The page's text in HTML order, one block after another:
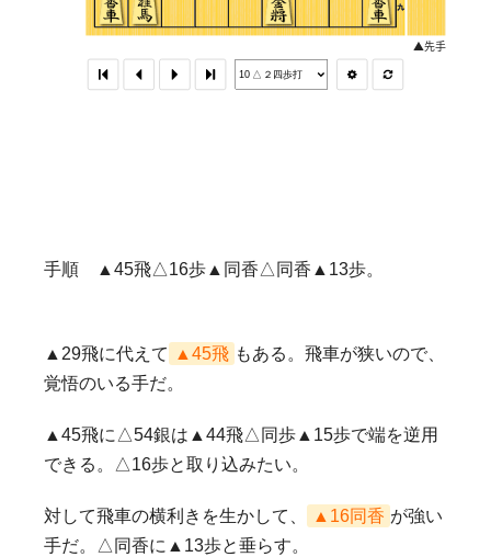
手順 ▲45飛△16歩▲同香△同香▲13歩。
▲29飛に代えて ▲45飛 もある。飛車が狭いので、
覚悟のいる手だ。
▲45飛に△54銀は▲44飛△同歩▲15歩で端を逆用
できる。△16歩と取り込みたい。
対して飛車の横利きを生かして、 ▲16同香 が強い
手だ。△同香に▲13歩と垂らす。